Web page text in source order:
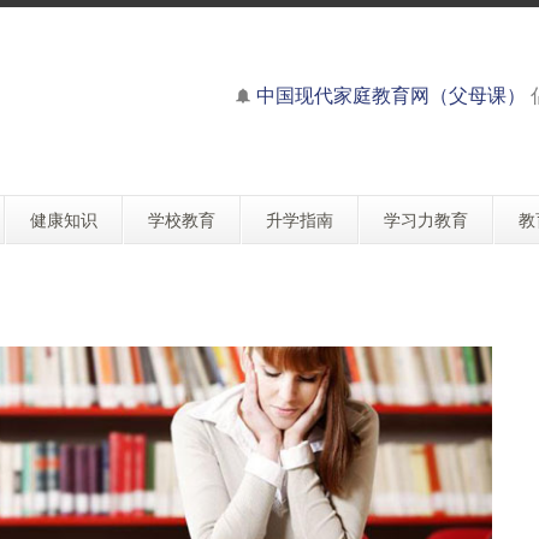
中国现代家庭教育网（父母课）
健康知识 学校教育 升学指南 学习力教育